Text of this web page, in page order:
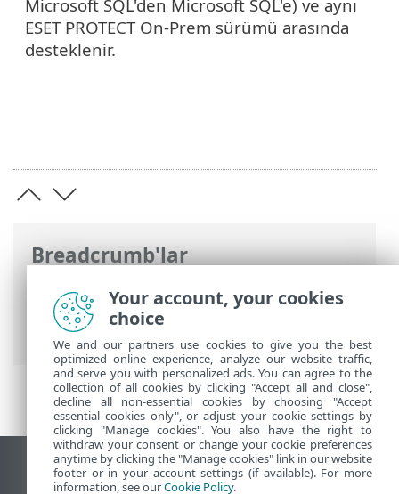
Breadcrumb'lar
ESET Online Yardım>ESET PROTECT On-
Prem>Taşıma ve yeniden yükleme
sunucudan diğerine taşıma
Microsoft SQL'den Microsoft SQL'e) ve aynı
ESET PROTECT On-Prem sürümü arasında
desteklenir.
Masaüstü sitesini görüntüle
Your account, your cookies
choice
We and our partners use cookies to give you the best
optimized online experience, analyze our website traffic,
and serve you with personalized ads. You can agree to the
collection of all cookies by clicking "Accept all and close",
decline all non-essential cookies by choosing "Accept
essential cookies only", or adjust your cookie settings by
clicking "Manage cookies". You also have the right to
withdraw your consent or change your cookie preferences
anytime by clicking the "Manage cookies" link in our website
footer or in your account settings (if available). For more
information, see ourCookie Policy.